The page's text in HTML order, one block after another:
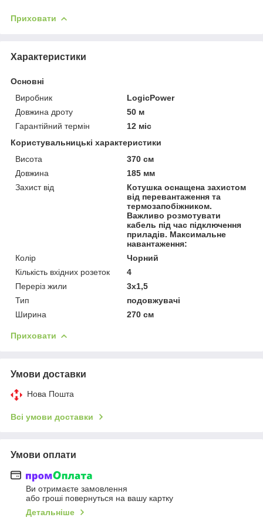
Приховати
Характеристики
Основні
Виробник
LogicPower
Довжина дроту
50 м
Гарантійний термін
12 міс
Користувальницькі характеристики
Висота
370 см
Довжина
185 мм
Захист від
Котушка оснащена захистом
від перевантаження та
термозапобіжником.
Важливо розмотувати
кабель під час підключення
приладів. Максимальне
навантаження:
Колір
Чорний
Кількість вхідних розеток
4
Переріз жили
3х1,5
Тип
подовжувачі
Ширина
270 см
Приховати
Умови доставки
Нова Пошта
Всі умови доставки
Умови оплати
Ви отримаєте замовлення
або гроші повернуться на вашу картку
Детальніше